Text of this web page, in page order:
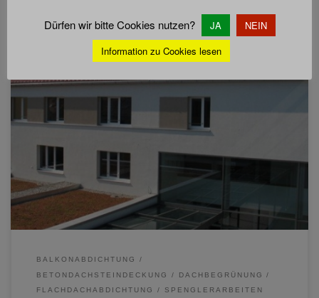
BALKONABDICHTUNG
BETONDACHSTEINDECKUNG
DACHBEGRÜNUNG
FLACHDACHABDICHTUNG
SPENGLERARBEITEN
Dürfen wir bitte Cookies nutzen? JA
NEIN
Information zu Cookies lesen